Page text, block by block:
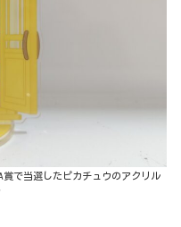
で当選したピカチュウのアクリル